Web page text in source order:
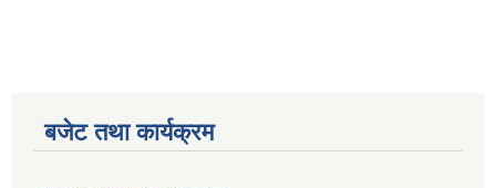
बजेट तथा कार्यक्रम